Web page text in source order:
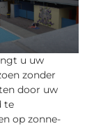
u uw
zonder
door uw
te
op zonne-